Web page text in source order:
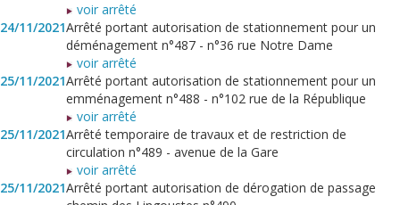
voir arrêté
24/11/2021Arrêté portant autorisation de stationnement pour un
déménagement n°487 - n°36 rue Notre Dame
voir arrêté
25/11/2021Arrêté portant autorisation de stationnement pour un
emménagement n°488 - n°102 rue de la République
voir arrêté
25/11/2021Arrêté temporaire de travaux et de restriction de
circulation n°489 - avenue de la Gare
voir arrêté
25/11/2021Arrêté portant autorisation de dérogation de passage